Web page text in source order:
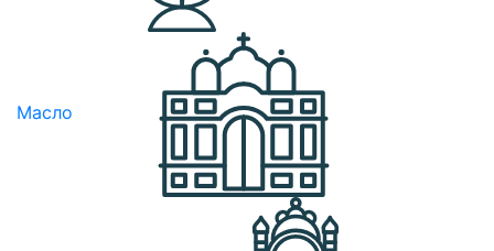
Масло